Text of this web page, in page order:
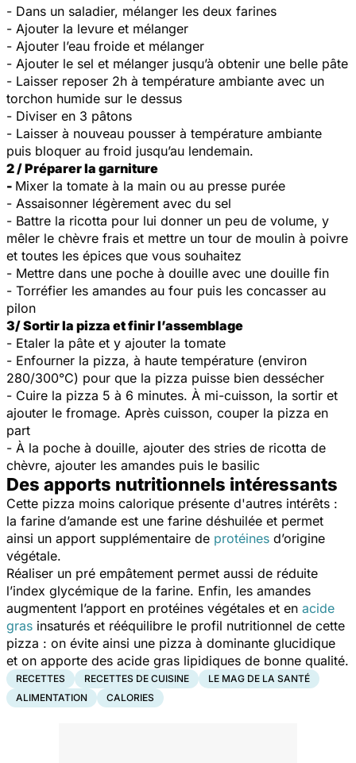
- Dans un saladier, mélanger les deux farines
- Ajouter la levure et mélanger
- Ajouter l’eau froide et mélanger
- Ajouter le sel et mélanger jusqu’à obtenir une belle pâte
- Laisser reposer 2h à température ambiante avec un
torchon humide sur le dessus
- Diviser en 3 pâtons
- Laisser à nouveau pousser à température ambiante
puis bloquer au froid jusqu’au lendemain.
2 / Préparer la garniture
- Mixer la tomate à la main ou au presse purée
- Assaisonner légèrement avec du sel
- Battre la ricotta pour lui donner un peu de volume, y
mêler le chèvre frais et mettre un tour de moulin à poivre
et toutes les épices que vous souhaitez
- Mettre dans une poche à douille avec une douille fin
- Torréfier les amandes au four puis les concasser au
pilon
3/ Sortir la pizza et finir l’assemblage
- Etaler la pâte et y ajouter la tomate
- Enfourner la pizza, à haute température (environ
280/300°C) pour que la pizza puisse bien dessécher
- Cuire la pizza 5 à 6 minutes. À mi-cuisson, la sortir et
ajouter le fromage. Après cuisson, couper la pizza en
part
- À la poche à douille, ajouter des stries de ricotta de
chèvre, ajouter les amandes puis le basilic
Des apports nutritionnels intéressants
Cette pizza moins calorique présente d'autres intérêts :
la farine d’amande est une farine déshuilée et permet
ainsi un apport supplémentaire de protéines d’origine
végétale.
Réaliser un pré empâtement permet aussi de réduite
l’index glycémique de la farine. Enfin, les amandes
augmentent l’apport en protéines végétales et en acide
gras insaturés et rééquilibre le profil nutritionnel de cette
pizza : on évite ainsi une pizza à dominante glucidique
et on apporte des acide gras lipidiques de bonne qualité.
RECETTES RECETTES DE CUISINE
LE MAG DE LA SANTÉ
ALIMENTATION
CALORIES